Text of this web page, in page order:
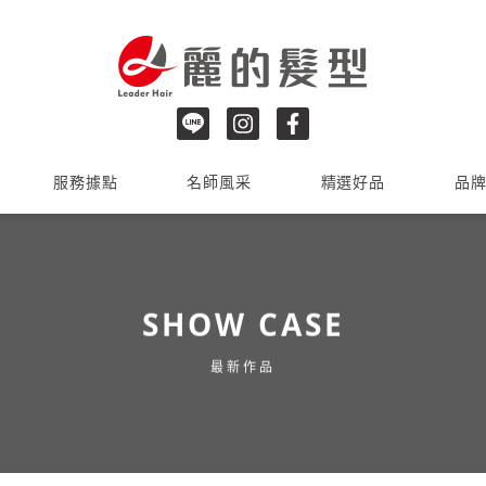
服務據點 名師風采 精選好品 品
SHOW CASE
最新作品